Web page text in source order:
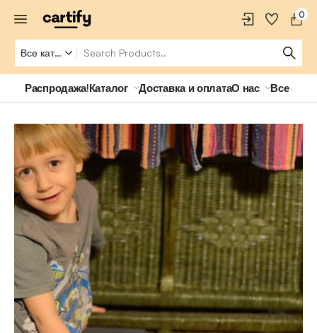
0
Распродажа!Каталог Доставка и оплатаО нас Все о